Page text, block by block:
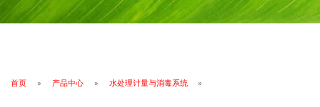
首页 产品中心 水处理计量与消毒系统